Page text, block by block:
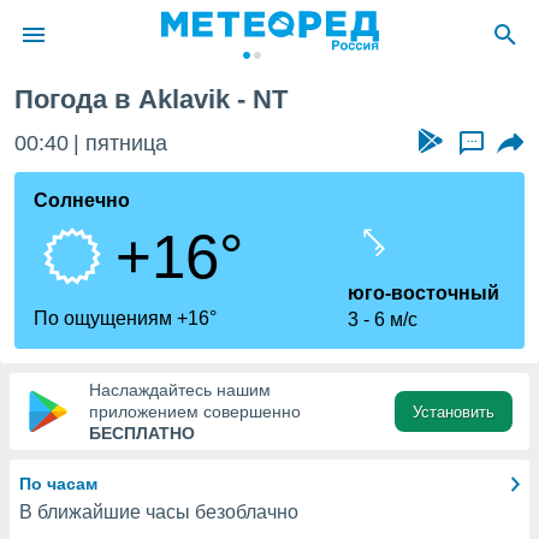
о
Вы можете
к этому
доступ
Погода в Aklavik - NT
00:40 пятница ...
Солнечно
+16°
По ощущениям +16°
юго-восточный
3
6 м/с
Наслаждайтесь нашим
приложением совершенно
БЕСПЛАТНО
Установить
По часам
В ближайшие часы безоблачно